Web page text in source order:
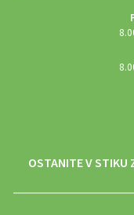
OSTANITE V STIKU